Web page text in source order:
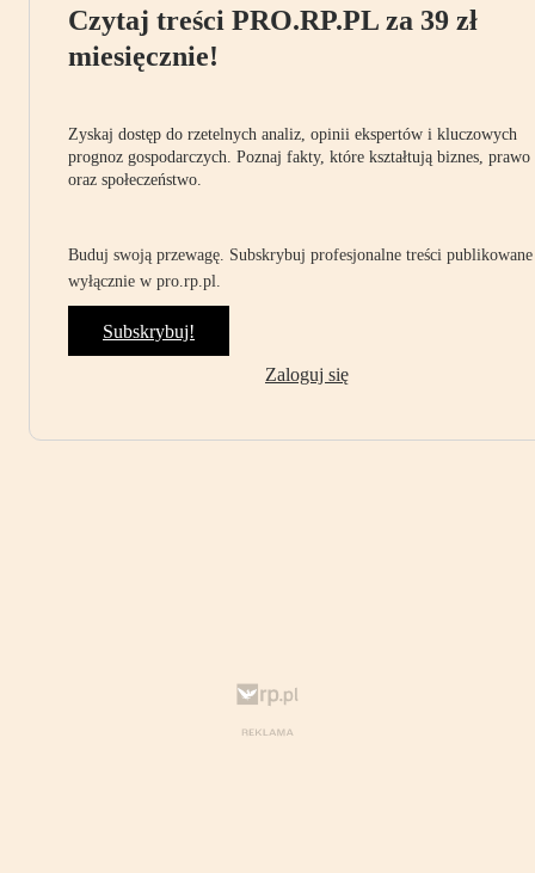
Czytaj treści PRO.RP.PL za 39 zł
miesięcznie!
Zyskaj dostęp do rzetelnych analiz, opinii ekspertów i kluczowych
prognoz gospodarczych. Poznaj fakty, które kształtują biznes, prawo
oraz społeczeństwo.
Buduj swoją przewagę. Subskrybuj profesjonalne treści publikowane
wyłącznie w pro.rp.pl.
Subskrybuj!
Zaloguj się